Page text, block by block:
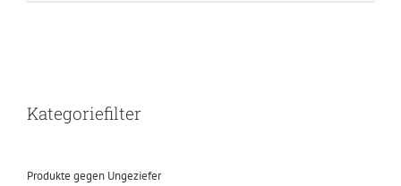
Kategoriefilter
Produkte gegen Ungeziefer